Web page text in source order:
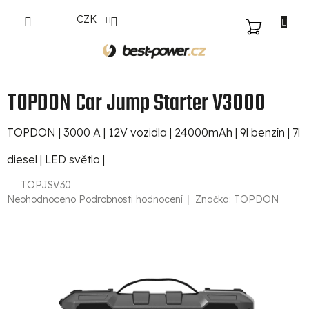
CZK
NÁKUPNÍ
TOPDON Car Jump Starter V3000
TOPDON | 3000 A | 12V vozidla | 24000mAh | 9l benzín | 7l
diesel | LED světlo |
TOPJSV30
Průměrné
Neohodnoceno Podrobnosti hodnocení Značka: TOPDON